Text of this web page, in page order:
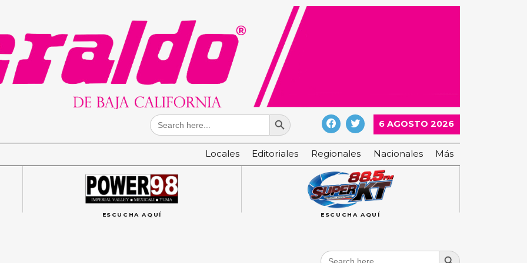
Search
for:
Search Button
6 AGOSTO 2026
Locales Editoriales Regionales Nacionales Más
ESCUCHA AQUÍ ESCUCHA AQUÍ
Search
Search Button